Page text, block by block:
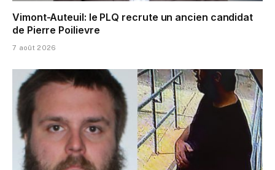
Vimont-Auteuil: le PLQ recrute un ancien candidat
de Pierre Poilievre
7 août 2026